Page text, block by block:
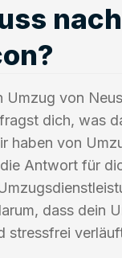
nach
Umzug von
dich, was
haben von
Antwort für
dass dein
stressfrei